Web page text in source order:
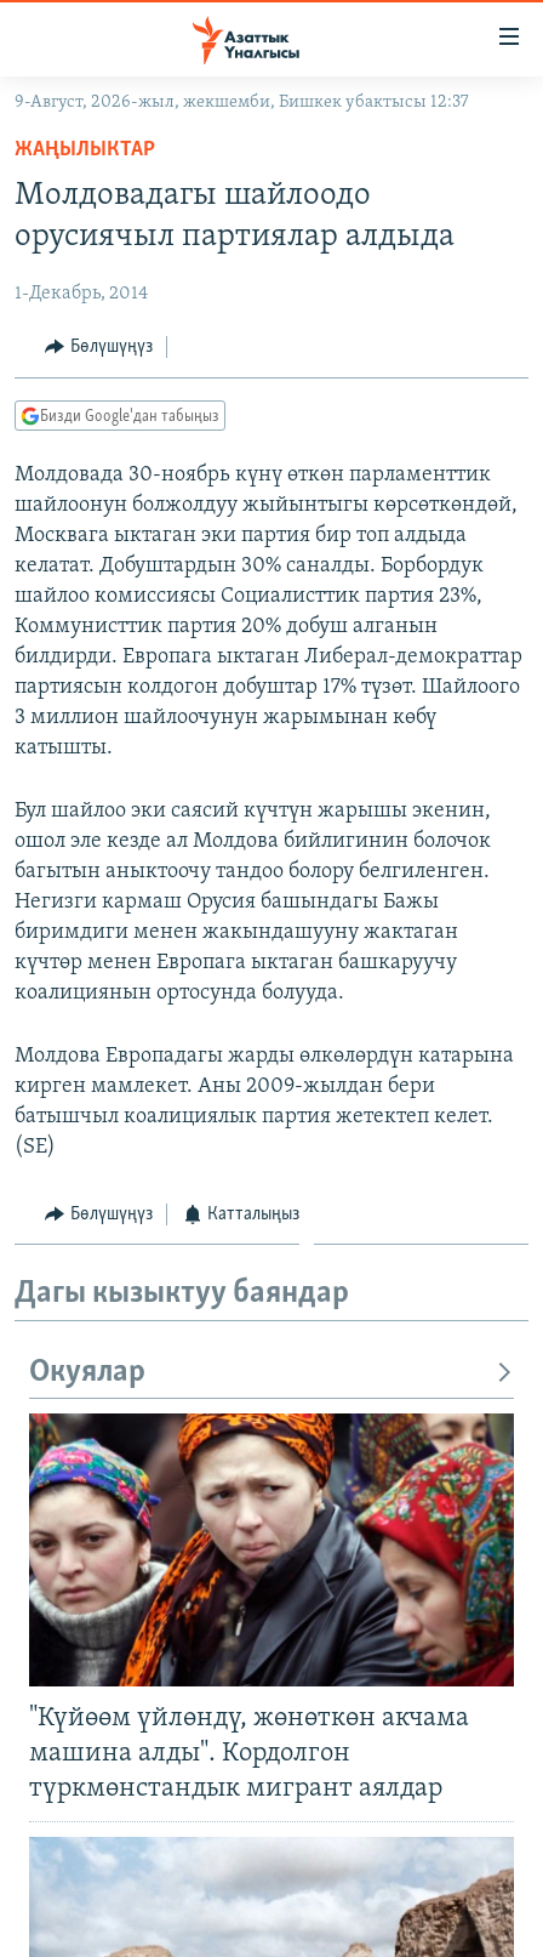
Навигацияга
өтүңүз
Издөөгө
салыңыз
ЭКОНОМИКА
МАДАНИЯТ
ДҮЙНӨ
БОРБОР АЗИЯ
УКРАИНА
АТАЙЫН ИЛИКТӨӨ
ТВ ПРОГРАММАЛАР
ЭКСПЕРТТЕР ТАЛДАЙТ
БИЗ ЖАНА ДҮЙНӨ
ДАНИСТЕ
ЭЖЕ-СИҢДИЛЕР
ЫҢГАЙСЫЗ СУРООЛОР
ӨЗГӨЧӨ ПИКИР
Русский
ОНЛАЙН ШЕРИНЕ
ЭЕ/АРнун бардык сайттары
9-Август, 2026-жыл, жекшемби, Бишкек убактысы 12:37
ЖАҢЫЛЫКТАР
Молдовадагы шайлоодо
орусиячыл партиялар алдыда
1-Декабрь, 2014
Бөлүшүңүз
Бизди Google'дан табыңыз
Молдовада 30-ноябрь күнү өткөн парламенттик
шайлоонун болжолдуу жыйынтыгы көрсөткөндөй,
Москвага ыктаган эки партия бир топ алдыда
келатат. Добуштардын 30% саналды. Борбордук
шайлоо комиссиясы Социалисттик партия 23%,
Коммунисттик партия 20% добуш алганын
билдирди. Европага ыктаган Либерал-демократтар
партиясын колдогон добуштар 17% түзөт. Шайлоого
3 миллион шайлоочунун жарымынан көбү
катышты.
Бул шайлоо эки саясий күчтүн жарышы экенин,
ошол эле кезде ал Молдова бийлигинин болочок
багытын аныктоочу тандоо болору белгиленген.
Негизги кармаш Орусия башындагы Бажы
биримдиги менен жакындашууну жактаган
күчтөр менен Европага ыктаган башкаруучу
коалициянын ортосунда болууда.
Молдова Европадагы жарды өлкөлөрдүн катарына
кирген мамлекет. Аны 2009-жылдан бери
батышчыл коалициялык партия жетектеп келет.
(SE)
Бөлүшүңүз Катталыңыз
Дагы кызыктуу баяндар
Окуялар
"Күйөөм үйлөндү, жөнөткөн акчама
машина алды". Кордолгон
түркмөнстандык мигрант аялдар